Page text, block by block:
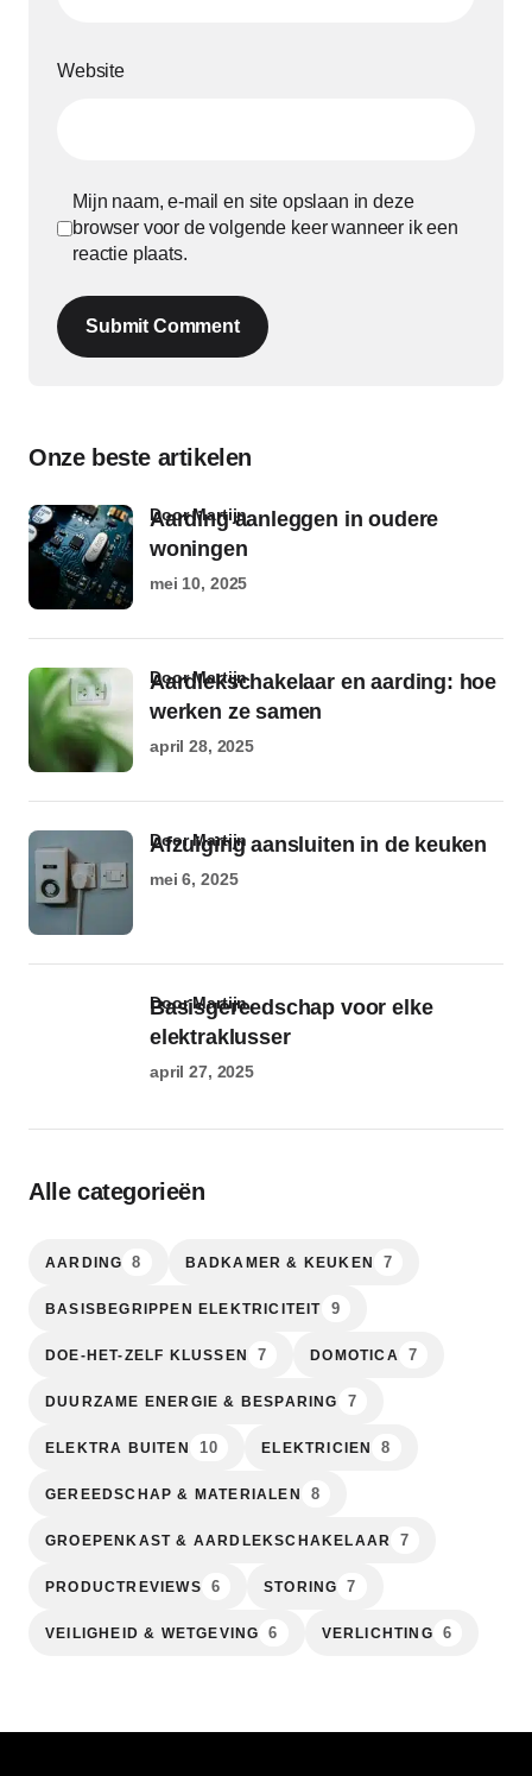
Website
Mijn naam, e-mail en site opslaan in deze
browser voor de volgende keer wanneer ik een
reactie plaats.
Submit Comment
Onze beste artikelen
Aarding aanleggen in oudere
woningen
door Martijn
mei 10, 2025
Aardlekschakelaar en aarding: hoe
werken ze samen
door Martijn
april 28, 2025
Afzuiging aansluiten in de keuken
door Martijn
mei 6, 2025
Basisgereedschap voor elke
elektraklusser
door Martijn
april 27, 2025
Alle categorieën
AARDING 8 BADKAMER & KEUKEN 7
BASISBEGRIPPEN ELEKTRICITEIT 9
DOE-HET-ZELF KLUSSEN 7 DOMOTICA 7
DUURZAME ENERGIE & BESPARING 7
ELEKTRA BUITEN 10 ELEKTRICIEN 8
GEREEDSCHAP & MATERIALEN 8
GROEPENKAST & AARDLEKSCHAKELAAR 7
PRODUCTREVIEWS 6 STORING 7
VEILIGHEID & WETGEVING 6 VERLICHTING 6